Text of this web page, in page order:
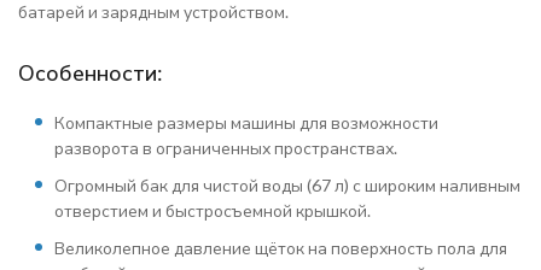
батарей и зарядным устройством.
Особенности:
Компактные размеры машины для возможности
разворота в ограниченных пространствах.
Огромный бак для чистой воды (67 л) с широким наливным
отверстием и быстросъемной крышкой.
Великолепное давление щёток на поверхность пола для